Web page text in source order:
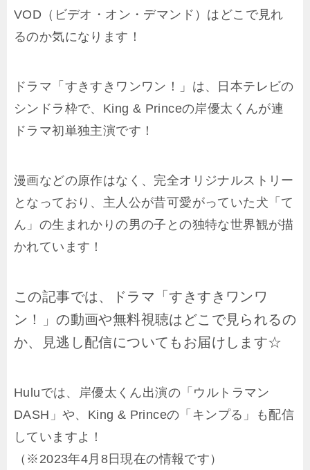
VOD（ビデオ・オン・デマンド）はどこで見れ
るのか気になります！
ドラマ「すきすきワンワン！」は、日本テレビの
シンドラ枠で、King & Princeの岸優太くんが連
ドラマ初単独主演です！
漫画などの原作はなく、完全オリジナルストリー
となっており、主人公が昔可愛がっていた犬「て
ん」の生まれかりの男の子との独特な世界観が描
かれています！
この記事では、ドラマ「すきすきワンワ
ン！」の動画や無料視聴はどこで見られるの
か、見逃し配信についてもお届けします☆
Huluでは、岸優太くん出演の「ウルトラマン
DASH」や、King & Princeの「キンプる」も配信
していますよ！
（※2023年4月8日現在の情報です）